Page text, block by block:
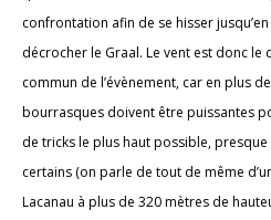
confrontation afin de se hisser
décrocher le Graal. Le vent est donc
commun de l’évènement, car en plus
bourrasques doivent être puissantes
de tricks le plus haut possible,
certains (on parle de tout de même
Lacanau à plus de 320 mètres de